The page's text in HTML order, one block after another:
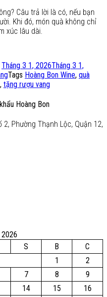
Câu trả lời là có, nếu bạn
Khi đó, món quà không chỉ
xúc lâu dài.
Tháng 3 1, 2026Tháng 3 1,
Tags Hoàng Bon Wine, quà
, tặng rượu vang
Hoàng Bon
Phường Thạnh Lộc, Quận 12,
S B
C
1
2
7 8
9
14 15
16